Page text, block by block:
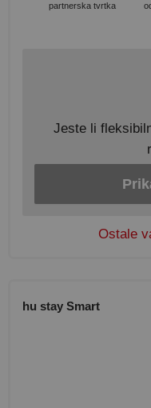
partnerska tvrtka
Jeste li
Ostale
hu stay Smart